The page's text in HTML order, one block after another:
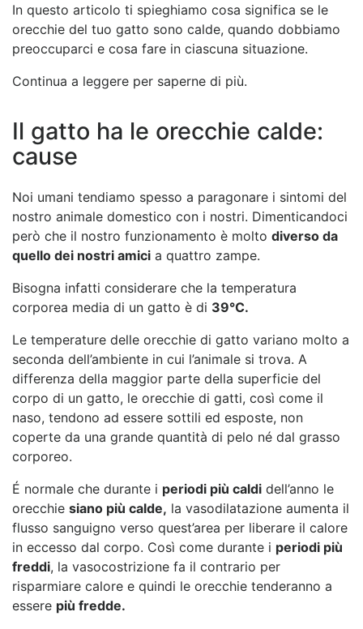
In questo articolo ti spieghiamo cosa significa se le
orecchie del tuo gatto sono calde, quando dobbiamo
preoccuparci e cosa fare in ciascuna situazione.
Continua a leggere per saperne di più.
Il gatto ha le orecchie calde:
cause
Noi umani tendiamo spesso a paragonare i sintomi del
nostro animale domestico con i nostri. Dimenticandoci
però che il nostro funzionamento è molto diverso da
quello dei nostri amici a quattro zampe.
Bisogna infatti considerare che la temperatura
corporea media di un gatto è di 39°C.
Le temperature delle orecchie di gatto variano molto a
seconda dell’ambiente in cui l’animale si trova. A
differenza della maggior parte della superficie del
corpo di un gatto, le orecchie di gatti, così come il
naso, tendono ad essere sottili ed esposte, non
coperte da una grande quantità di pelo né dal grasso
corporeo.
É normale che durante i periodi più caldi dell’anno le
orecchie siano più calde, la vasodilatazione aumenta il
flusso sanguigno verso quest’area per liberare il calore
in eccesso dal corpo. Così come durante i periodi più
freddi, la vasocostrizione fa il contrario per
risparmiare calore e quindi le orecchie tenderanno a
essere più fredde.